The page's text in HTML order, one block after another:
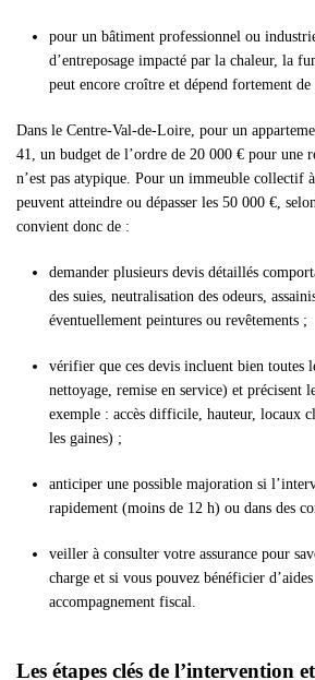
pour un bâtiment professionnel ou
d’entreposage impacté par la chaleur, la
peut encore croître et dépend fortement de
Dans le Centre-Val-de-Loire, pour un
41, un budget de l’ordre de 20 000 € pour une
n’est pas atypique. Pour un immeuble collectif
peuvent atteindre ou dépasser les 50 000 €,
convient donc de :
demander plusieurs devis détaillés
des suies, neutralisation des odeurs,
éventuellement peintures ou revêtements ;
vérifier que ces devis incluent bien toutes
nettoyage, remise en service) et précisent
exemple : accès difficile, hauteur, locaux
les gaines) ;
anticiper une possible majoration si
rapidement (moins de 12 h) ou dans des
veiller à consulter votre assurance pour
charge et si vous pouvez bénéficier
accompagnement fiscal.
Les étapes clés de l’intervention